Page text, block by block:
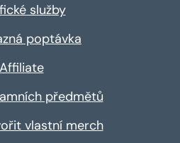
služby
poptávka
Affiliate
předmětů
vlastní merch